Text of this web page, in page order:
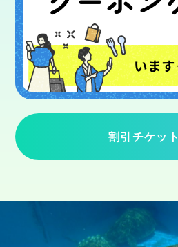
割引チケット